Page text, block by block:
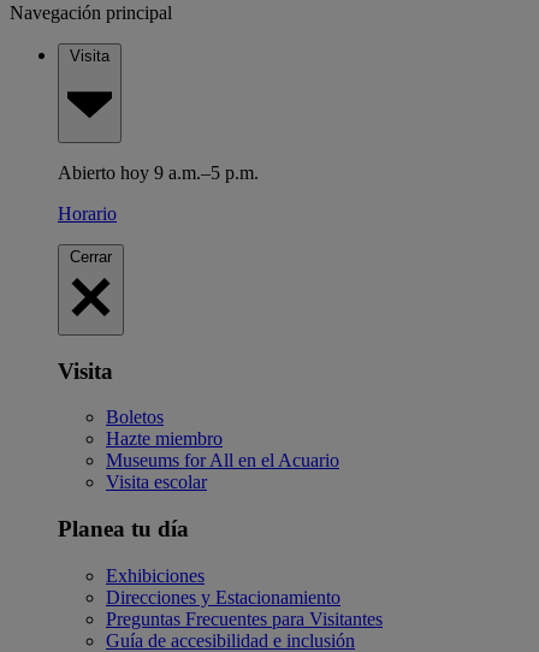
Navegación principal
Visita
Abierto hoy 9 a.m.–5 p.m.
Horario
Cerrar
Visita
Boletos
Hazte miembro
Museums for All en el Acuario
Visita escolar
Planea tu día
Exhibiciones
Direcciones y Estacionamiento
Preguntas Frecuentes para Visitantes
Guía de accesibilidad e inclusión